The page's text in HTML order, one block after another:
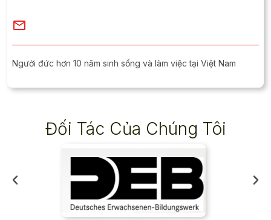
Người đức hơn 10 năm sinh sống và làm việc tại Việt Nam
Đối Tác Của Chúng Tôi